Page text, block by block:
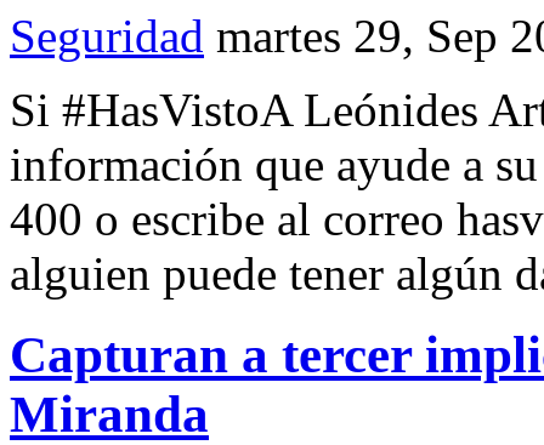
Seguridad martes 29, Sep
Si #HasVistoA Leónides
información que ayude a
400 o escribe al correo
alguien puede tener algún
Capturan a tercer
Miranda